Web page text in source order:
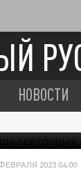
НОВОСТИ
2023 04:00